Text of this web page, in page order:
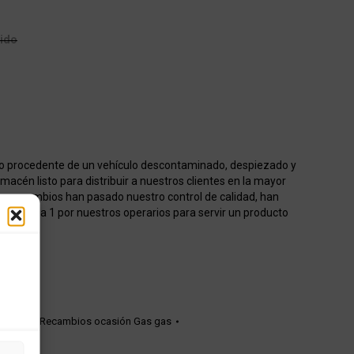
procedente de un vehículo descontaminado, despiezado y
listo para distribuir a nuestros clientes en la mayor
recambios han pasado nuestro control de calidad, han
1 a 1 por nuestros operarios para servir un producto
Recambios ocasión Gas gas